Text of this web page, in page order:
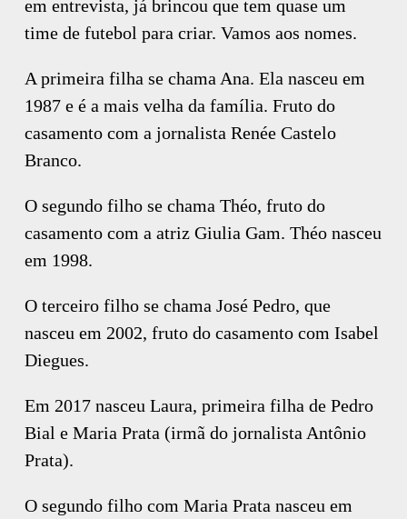
em entrevista, já brincou que tem quase um
time de futebol para criar. Vamos aos nomes.
A primeira filha se chama Ana. Ela nasceu em
1987 e é a mais velha da família. Fruto do
casamento com a jornalista Renée Castelo
Branco.
O segundo filho se chama Théo, fruto do
casamento com a atriz Giulia Gam. Théo nasceu
em 1998.
O terceiro filho se chama José Pedro, que
nasceu em 2002, fruto do casamento com Isabel
Diegues.
Em 2017 nasceu Laura, primeira filha de Pedro
Bial e Maria Prata (irmã do jornalista Antônio
Prata).
O segundo filho com Maria Prata nasceu em